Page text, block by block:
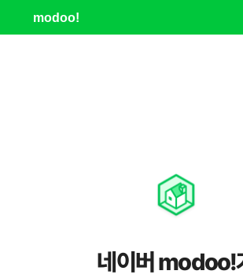
modoo!
네이버 modoo!